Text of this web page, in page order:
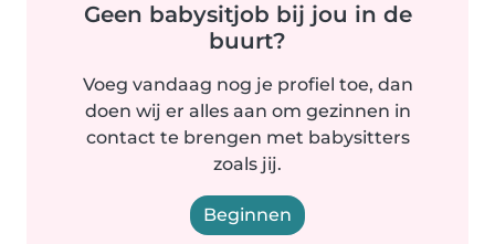
Geen babysitjob bij jou in de
buurt?
Voeg vandaag nog je profiel toe, dan
doen wij er alles aan om gezinnen in
contact te brengen met babysitters
zoals jij.
Beginnen